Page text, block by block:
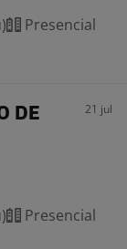
Presencial
DE
21 jul
Presencial